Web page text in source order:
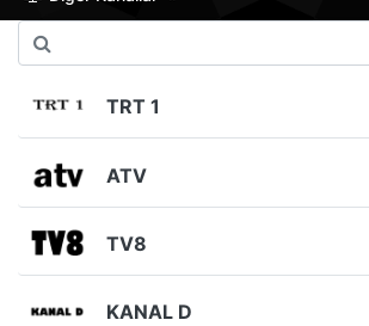
TRT 1
ATV
TV8
KANAL D